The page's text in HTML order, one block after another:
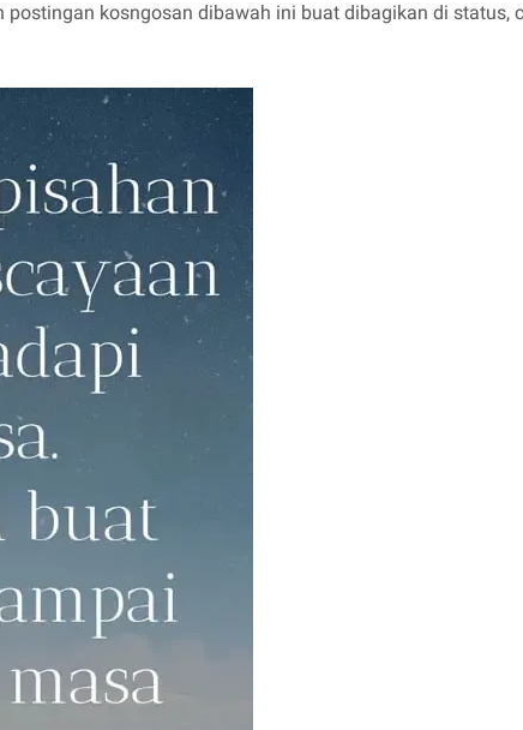
kosngosan dibawah ini buat dibagikan di status,